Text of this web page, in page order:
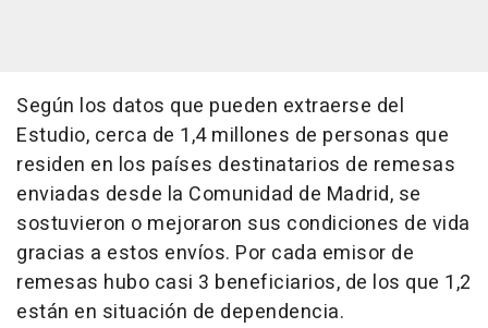
Según los datos que pueden extraerse del
Estudio, cerca de 1,4 millones de personas que
residen en los países destinatarios de remesas
enviadas desde la Comunidad de Madrid, se
sostuvieron o mejoraron sus condiciones de vida
gracias a estos envíos. Por cada emisor de
remesas hubo casi 3 beneficiarios, de los que 1,2
están en situación de dependencia.